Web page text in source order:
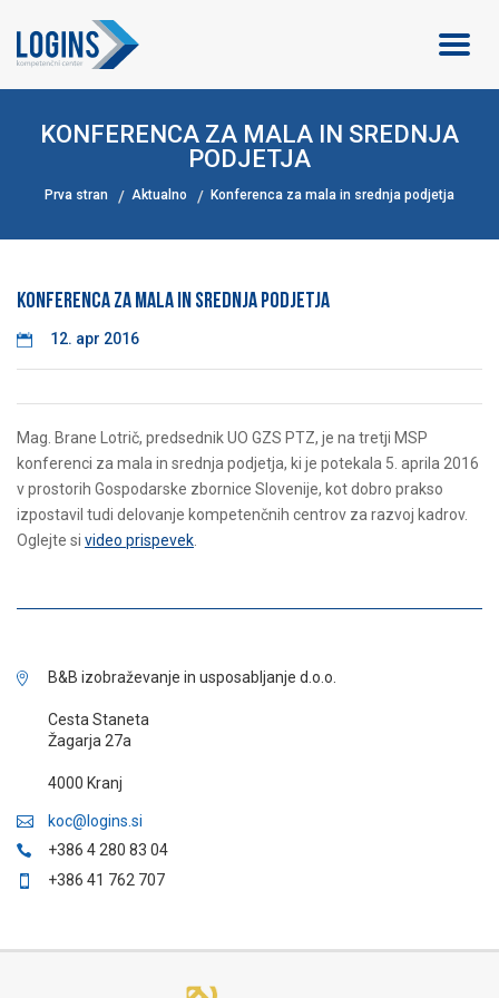
KONFERENCA ZA MALA IN SREDNJA
PODJETJA
Prva stran Aktualno Konferenca za mala in srednja podjetja
Konferenca za mala in srednja podjetja
12. apr 2016
Mag. Brane Lotrič, predsednik UO GZS PTZ, je na tretji MSP
konferenci za mala in srednja podjetja, ki je potekala 5. aprila 2016
v prostorih Gospodarske zbornice Slovenije, kot dobro prakso
izpostavil tudi delovanje kompetenčnih centrov za razvoj kadrov.
Oglejte si video prispevek
B&B izobraževanje in usposabljanje d.o.o.
Cesta Staneta
Žagarja 27a
4000 Kranj
koc@logins.si
+386 4 280 83 04
+386 41 762 707